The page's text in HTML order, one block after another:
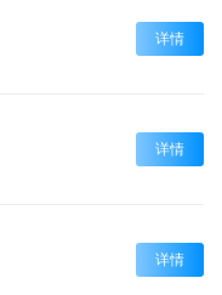
详情
详情
详情